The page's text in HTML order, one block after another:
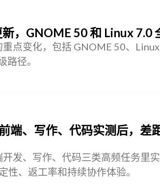
，GNOME 50 和 Linux 7.0
点变化，包括 GNOME 50、Linux
径。
端、写作、代码实测后，差
发、写作、代码三类高频任务里
性、返工率和持续协作体验。